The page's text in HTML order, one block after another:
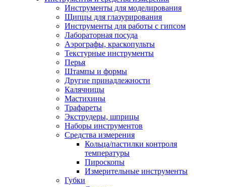
Инструменты для моделирования
Щипцы для глазурирования
Инструменты для работы с гипсом
Лабораторная посуда
Аэрографы, краскопульты
Текстурные инструменты
Перья
Штампы и формы
Другие принадлежности
Калячницы
Мастихины
Трафареты
Экструдеры, шприцы
Наборы инструментов
Средства измерения
Кольца/пастилки контроля
температуры
Пироскопы
Измерительные инструменты
Губки